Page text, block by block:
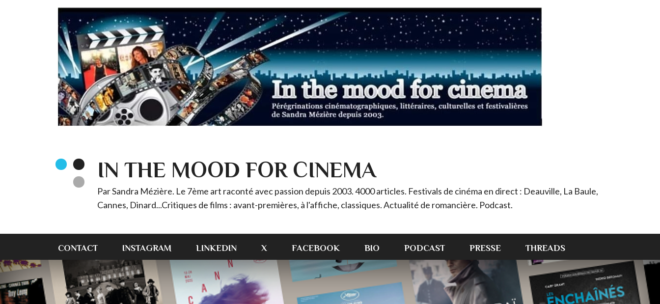
IN THE MOOD FOR CINEMA
Par Sandra Mézière. Le 7ème art raconté avec passion depuis 2003. 4000 articles. Festivals de cinéma en direct : Deauville, La Baule,
Cannes, Dinard...Critiques de films : avant-premières, à l'affiche, classiques. Actualité de romancière. Podcast.
CONTACT INSTAGRAM LINKEDIN X FACEBOOK BIO PODCAST PRESSE THREADS